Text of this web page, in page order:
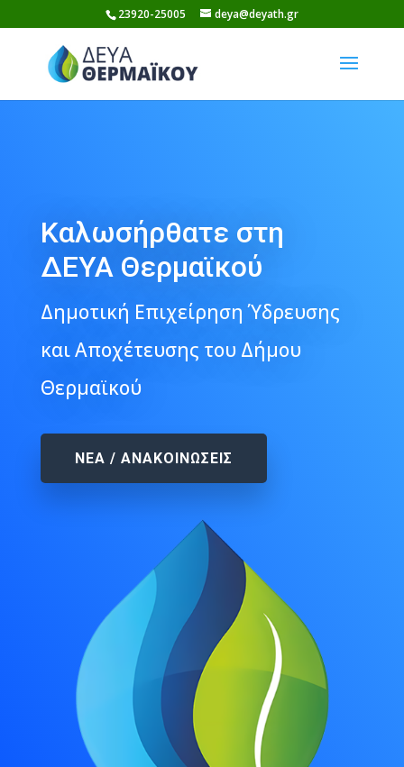
to
content
23920-25005 deya@deyath.gr
Καλωσήρθατε στη
ΔΕΥΑ Θερμαϊκού
Δημοτική Επιχείρηση Ύδρευσης
και Αποχέτευσης του Δήμου
Θερμαϊκού
ΝΕΑ / ΑΝΑΚΟΙΝΩΣΕΙΣ